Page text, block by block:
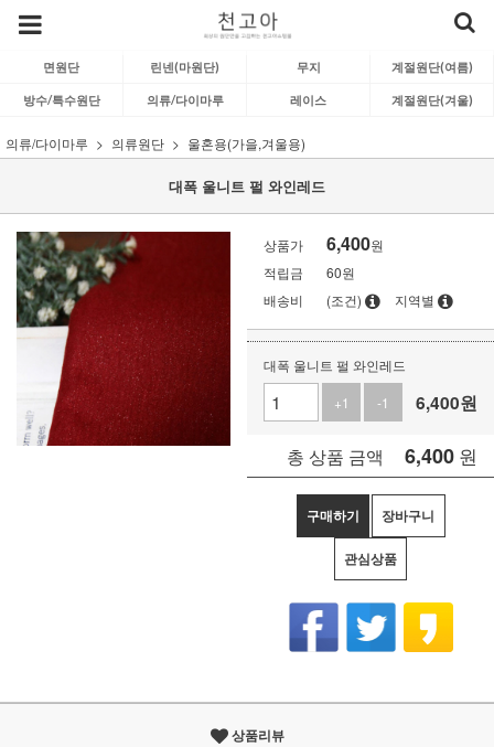
면원단 린넨(마원단) 무지 계절원단(여름)
방수/특수원단 의류/다이마루 레이스 계절원단(겨울)
의류/다이마루 의류원단 울혼용(가을,겨울용)
대폭 울니트 펄 와인레드
상품가 6,400원
적립금
60원
배송비
(조건) 지역별
대폭 울니트 펄 와인레드
+1
-1 6,400원
총 상품 금액 6,400 원
구매하기 장바구니
관심상품
상품리뷰